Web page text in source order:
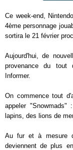
Ce week-end,
4ème personnage
sortira le 21 février
Aujourd'hui, de
provenance du tout
Informer.
On commence tout
appeler
lapins, des lions de
Au fur et à mesure
deviennent de plus